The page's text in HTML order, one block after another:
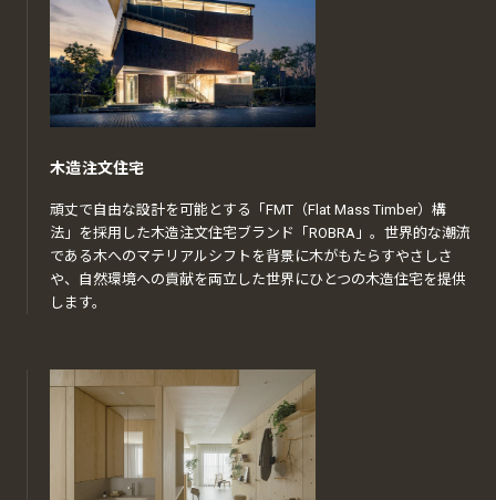
木造注文住宅
頑丈で自由な設計を可能とする「FMT（Flat Mass Timber）構
法」を採用した木造注文住宅ブランド「ROBRA」。世界的な潮流
である木へのマテリアルシフトを背景に木がもたらすやさしさ
や、自然環境への貢献を両立した世界にひとつの木造住宅を提供
します。